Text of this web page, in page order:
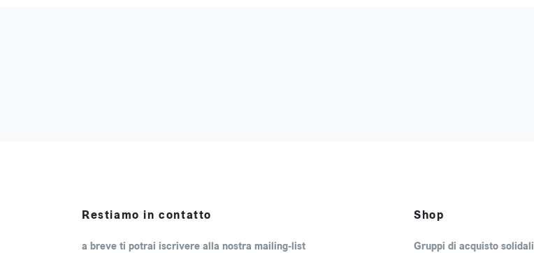
Restiamo in contatto
a breve ti potrai iscrivere alla nostra mailing-list
Shop
Gruppi di acquisto solidali